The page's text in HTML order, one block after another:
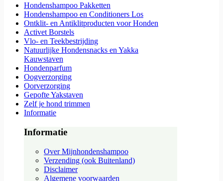
Hondenshampoo Pakketten
Hondenshampoo en Conditioners Los
Ontklit- en Antiklitproducten voor Honden
Activet Borstels
Vlo- en Teekbestrijding
Natuurlijke Hondensnacks en Yakka
Kauwstaven
Hondenparfum
Oogverzorging
Oorverzorging
Gepofte Yakstaven
Zelf je hond trimmen
Informatie
Informatie
Over Mijnhondenshampoo
Verzending (ook Buitenland)
Disclaimer
Algemene voorwaarden